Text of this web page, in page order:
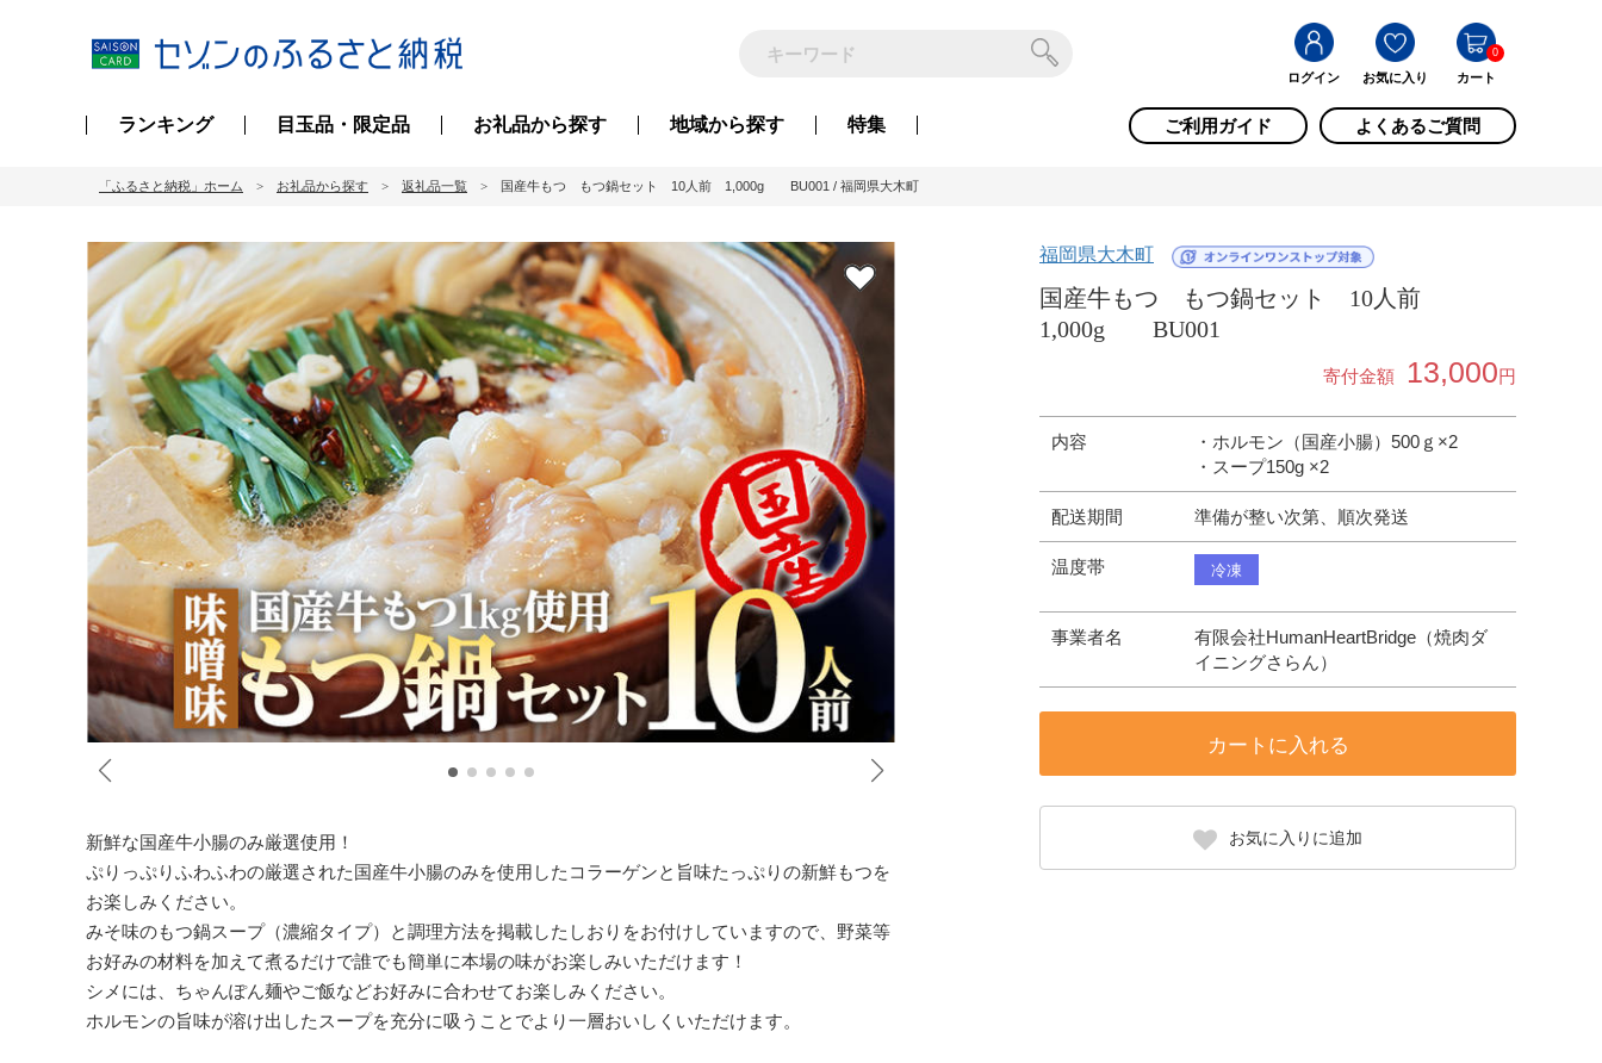
ログイン お気に入り カート
0
ランキング 目玉品・限定品 お礼品から探す 地域から探す 特集 ご利用ガイド よくあるご質問
「ふるさと納税」ホーム お礼品から探す 返礼品一覧 国産牛もつ もつ鍋セット 10人前 1,000g BU001 / 福岡県大木町
福岡県大木町
国産牛もつ もつ鍋セット 10人前
1,000g BU001
寄付金額 13,000円
内容
・ホルモン（国産小腸）500ｇ×2
・スープ150g ×2
配送期間 準備が整い次第、順次発送
温度帯 冷凍
事業者名
有限会社HumanHeartBridge（焼肉ダ
イニングさらん）
カートに入れる
お気に入りに追加
新鮮な国産牛小腸のみ厳選使用！
ぷりっぷりふわふわの厳選された国産牛小腸のみを使用したコラーゲンと旨味たっぷりの新鮮もつを
お楽しみください。
みそ味のもつ鍋スープ（濃縮タイプ）と調理方法を掲載したしおりをお付けしていますので、野菜等
お好みの材料を加えて煮るだけで誰でも簡単に本場の味がお楽しみいただけます！
シメには、ちゃんぽん麺やご飯などお好みに合わせてお楽しみください。
ホルモンの旨味が溶け出したスープを充分に吸うことでより一層おいしくいただけます。